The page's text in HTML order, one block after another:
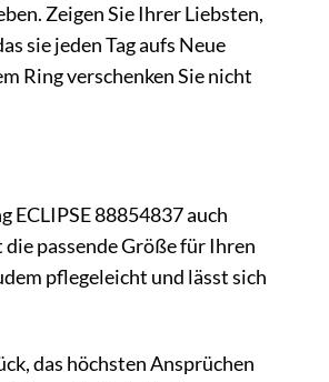
Zeigen Sie Ihrer Liebsten,
sie jeden Tag aufs Neue
Ring verschenken Sie nicht
ECLIPSE 88854837 auch
passende Größe für Ihren
pflegeleicht und lässt sich
das höchsten Ansprüchen